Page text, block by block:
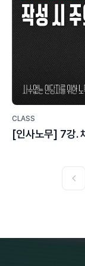
CLASS
[인사노무] 7강.